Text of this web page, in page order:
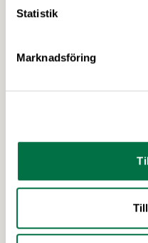
Statistik
Marknadsföring
Dessutom har alla
söka till att bli en del
Frida Ronge, David
Kraftsamling för